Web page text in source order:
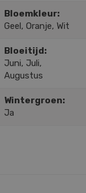
Bloemkleur:
Geel, Oranje, Wit
Bloeitijd:
Juni, Juli,
Augustus
Wintergroen:
Ja